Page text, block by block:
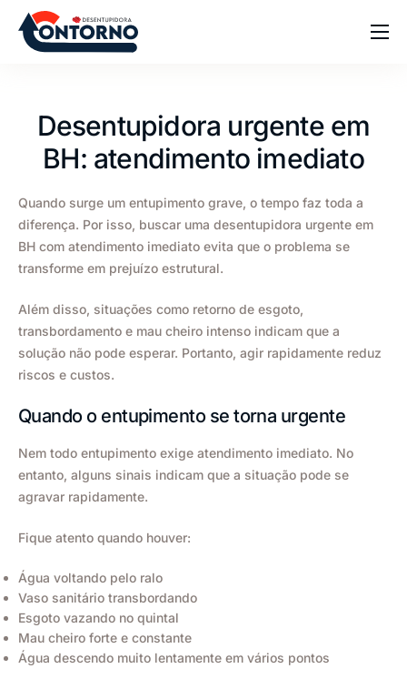
Serviços
Dúvidas
Contato
Desentupidora urgente em
BH: atendimento imediato
Quando surge um entupimento grave, o tempo faz toda a
diferença. Por isso, buscar uma desentupidora urgente em
BH com atendimento imediato evita que o problema se
transforme em prejuízo estrutural.
Além disso, situações como retorno de esgoto,
transbordamento e mau cheiro intenso indicam que a
solução não pode esperar. Portanto, agir rapidamente reduz
riscos e custos.
Quando o entupimento se torna urgente
Nem todo entupimento exige atendimento imediato. No
entanto, alguns sinais indicam que a situação pode se
agravar rapidamente.
Fique atento quando houver:
Água voltando pelo ralo
Vaso sanitário transbordando
Esgoto vazando no quintal
Mau cheiro forte e constante
Água descendo muito lentamente em vários pontos